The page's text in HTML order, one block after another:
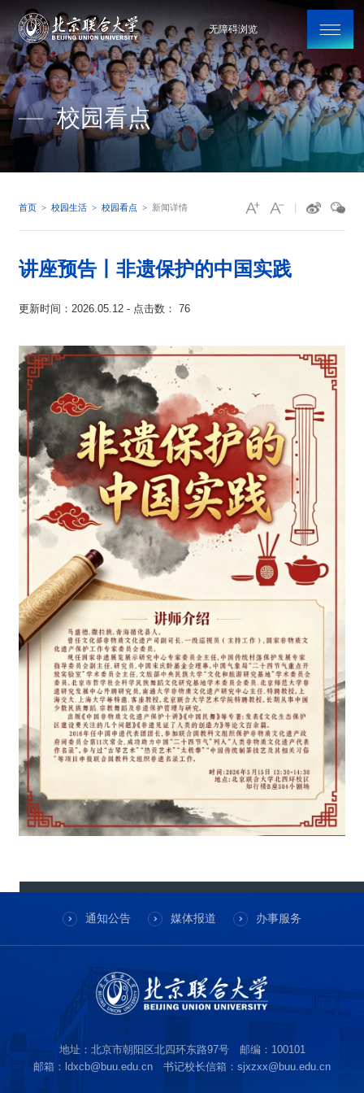
无障碍浏览
校园看点
首页 校园生活 校园看点 新闻详情
讲座预告丨非遗保护的中国实践
更新时间：2026.05.12 - 点击数： 76
通知公告 媒体报道 办事服务
地址：北京市朝阳区北四环东路97号 邮编：100101
邮箱：ldxcb@buu.edu.cn 书记校长信箱：sjxzxx@buu.edu.cn